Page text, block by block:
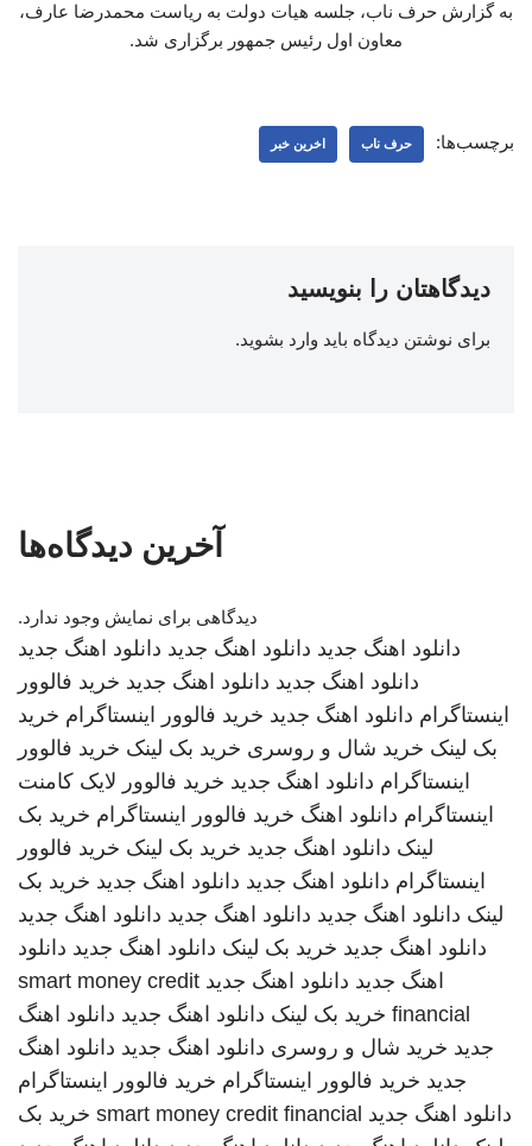
به گزارش حرف ناب، جلسه هیات دولت به ریاست محمدرضا عارف،
معاون اول رئیس جمهور برگزاری شد.
برچسب‌ها: حرف ناب اخرین خبر
دیدگاهتان را بنویسید
برای نوشتن دیدگاه باید وارد بشوید.
آخرین دیدگاه‌ها
دیدگاهی برای نمایش وجود ندارد.
دانلود اهنگ جدید دانلود اهنگ جدید دانلود اهنگ جدید
دانلود اهنگ جدید دانلود اهنگ جدید خرید فالوور
اینستاگرام دانلود اهنگ جدید خرید فالوور اینستاگرام خرید
بک لینک خرید شال و روسری خرید بک لینک خرید فالوور
اینستاگرام دانلود اهنگ جدید خرید فالوور لایک کامنت
اینستاگرام دانلود اهنگ خرید فالوور اینستاگرام خرید بک
لینک دانلود اهنگ جدید خرید بک لینک خرید فالوور
اینستاگرام دانلود اهنگ جدید دانلود اهنگ جدید خرید بک
لینک دانلود اهنگ جدید دانلود اهنگ جدید دانلود اهنگ جدید
دانلود اهنگ جدید خرید بک لینک دانلود اهنگ جدید دانلود
اهنگ جدید دانلود اهنگ جدید smart money credit
financial خرید بک لینک دانلود اهنگ جدید دانلود اهنگ
جدید خرید شال و روسری دانلود اهنگ جدید دانلود اهنگ
جدید خرید فالوور اینستاگرام خرید فالوور اینستاگرام
دانلود اهنگ جدید smart money credit financial خرید بک